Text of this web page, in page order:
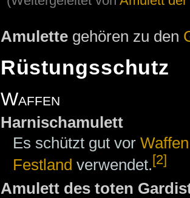
Amulettegehören zu den
Rüstungsschutz
Waffen
Harnischamulett
Es schützt gut vor Waffen
Festland verwendet. [2]
Amulett des toten